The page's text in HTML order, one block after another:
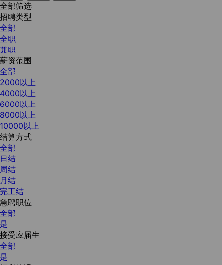
全部筛选
招聘类型
全部
全职
兼职
薪资范围
全部
2000以上
4000以上
6000以上
8000以上
10000以上
结算方式
全部
日结
周结
月结
完工结
急聘职位
全部
是
接受应届生
全部
是